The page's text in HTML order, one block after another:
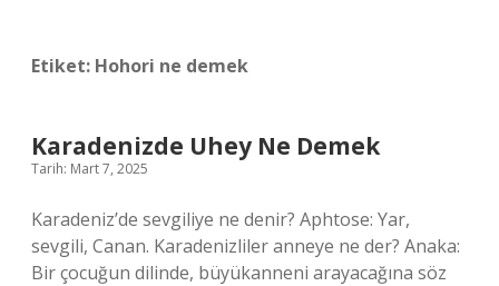
Etiket: Hohori ne demek
Karadenizde Uhey Ne Demek
Tarih: Mart 7, 2025
Karadeniz’de sevgiliye ne denir? Aphtose: Yar,
sevgili, Canan. Karadenizliler anneye ne der? Anaka:
Bir çocuğun dilinde, büyükanneni arayacağına söz